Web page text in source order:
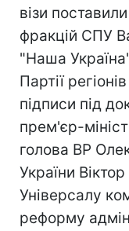
візи
фракцій СПУ
"Наша
Партії
підписи під
прем'єр-
голова ВР
України
Універсалу
реформу